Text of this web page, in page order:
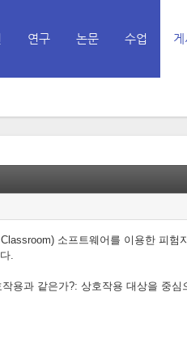
연구 논문 수업
소프트웨어를 이용한 피
.
용과 같은가?: 상호작용 대상을 중